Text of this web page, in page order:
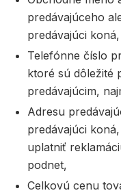
predávajúceho
predávajúci koná,
Telefónne číslo
ktoré sú dôležité
predávajúcim,
Adresu
predávajúci
uplatniť
podnet,
Celkovú cenu